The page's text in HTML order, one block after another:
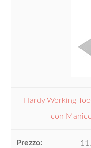
Hardy Working
con